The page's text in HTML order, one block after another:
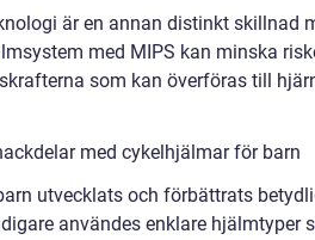
är en annan distinkt skillnad
med MIPS kan minska
som kan överföras till
med cykelhjälmar för barn
utvecklats och förbättrats
användes enklare hjälmtyper